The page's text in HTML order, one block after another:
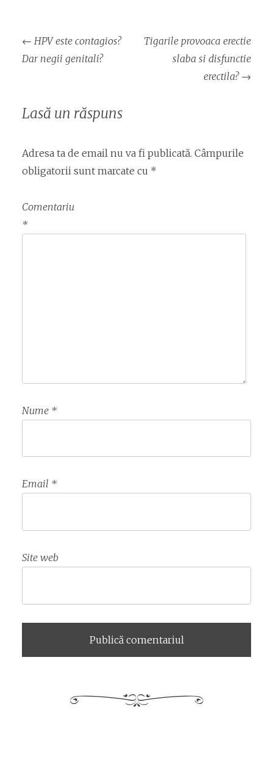
Navigare
articol
← HPV este contagios?
Dar negii genitali?
Tigarile provoaca erectie
slaba si disfunctie
erectila? →
Lasă un răspuns
Adresa ta de email nu va fi publicată. Câmpurile
obligatorii sunt marcate cu *
Comentariu
*
Nume *
Email *
Site web